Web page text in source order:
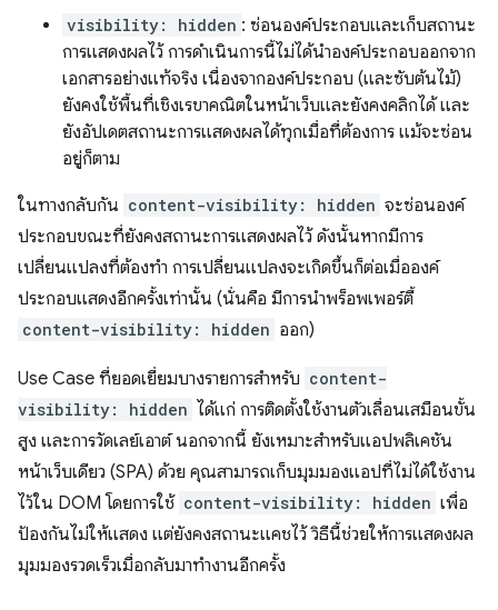
visibility: hidden : ซ่อนองค์ประกอบและเก็บสถานะ
การแสดงผลไว้ การดำเนินการนี้ไม่ได้นำองค์ประกอบออกจาก
เอกสารอย่างแท้จริง เนื่องจากองค์ประกอบ (และซับต้นไม้)
ยังคงใช้พื้นที่เชิงเรขาคณิตในหน้าเว็บและยังคงคลิกได้ และ
ยังอัปเดตสถานะการแสดงผลได้ทุกเมื่อที่ต้องการ แม้จะซ่อน
อยู่ก็ตาม
ในทางกลับกัน content-visibility: hidden จะซ่อนองค์
ประกอบขณะที่ยังคงสถานะการแสดงผลไว้ ดังนั้นหากมีการ
เปลี่ยนแปลงที่ต้องทำ การเปลี่ยนแปลงจะเกิดขึ้นก็ต่อเมื่อองค์
ประกอบแสดงอีกครั้งเท่านั้น (นั่นคือ มีการนำพร็อพเพอร์ตี้
content-visibility: hidden ออก)
Use Case ที่ยอดเยี่ยมบางรายการสำหรับ content-
visibility: hidden ได้แก่ การติดตั้งใช้งานตัวเลื่อนเสมือนขั้น
สูง และการวัดเลย์เอาต์ นอกจากนี้ ยังเหมาะสำหรับแอปพลิเคชัน
หน้าเว็บเดียว (SPA) ด้วย คุณสามารถเก็บมุมมองแอปที่ไม่ได้ใช้งาน
ไว้ใน DOM โดยการใช้ content-visibility: hidden เพื่อ
ป้องกันไม่ให้แสดง แต่ยังคงสถานะแคชไว้ วิธีนี้ช่วยให้การแสดงผล
มุมมองรวดเร็วเมื่อกลับมาทำงานอีกครั้ง